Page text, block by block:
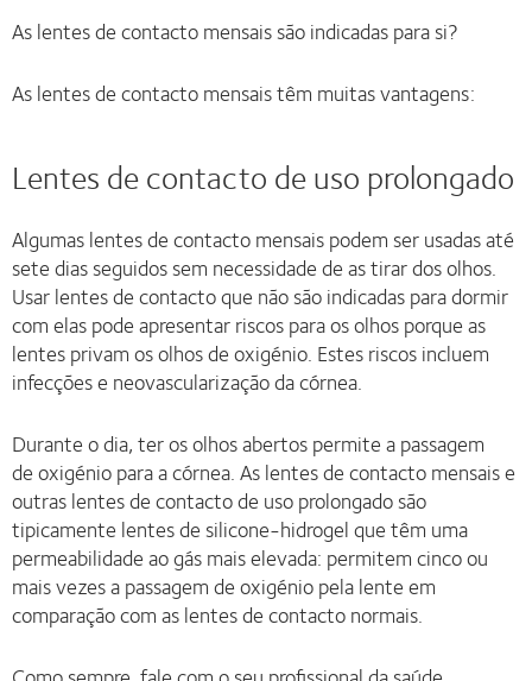
As lentes de contacto mensais são indicadas para si?
As lentes de contacto mensais têm muitas vantagens:
Lentes de contacto de uso prolongado
Algumas lentes de contacto mensais podem ser usadas até
sete dias seguidos sem necessidade de as tirar dos olhos.
Usar lentes de contacto que não são indicadas para dormir
com elas pode apresentar riscos para os olhos porque as
lentes privam os olhos de oxigénio. Estes riscos incluem
infecções e neovascularização da córnea.
Durante o dia, ter os olhos abertos permite a passagem
de oxigénio para a córnea. As lentes de contacto mensais e
outras lentes de contacto de uso prolongado são
tipicamente lentes de silicone-hidrogel que têm uma
permeabilidade ao gás mais elevada: permitem cinco ou
mais vezes a passagem de oxigénio pela lente em
comparação com as lentes de contacto normais.